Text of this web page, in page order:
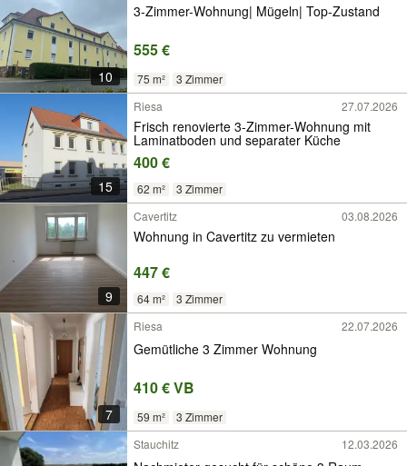
10
3-Zimmer-Wohnung| Mügeln| Top-Zustand
555 €
75 m² 3 Zimmer
15
Riesa 27.07.2026
Frisch renovierte 3-Zimmer-Wohnung mit
Laminatboden und separater Küche
400 €
62 m² 3 Zimmer
9
Cavertitz 03.08.2026
Wohnung in Cavertitz zu vermieten
447 €
64 m² 3 Zimmer
7
Riesa 22.07.2026
Gemütliche 3 Zimmer Wohnung
410 € VB
59 m²
3 Zimmer
Stauchitz
12.03.2026